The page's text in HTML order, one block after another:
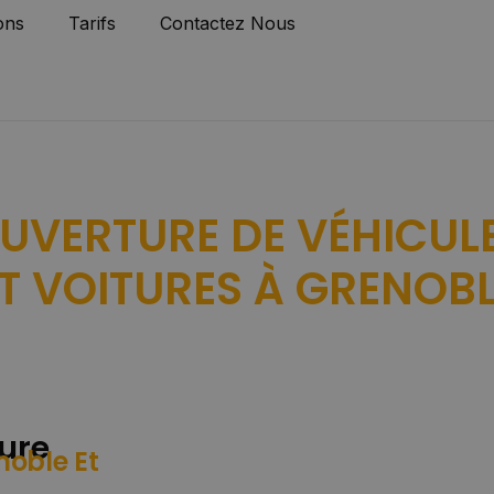
Tarifs Contactez Nous
DE
VOITURES À
Et